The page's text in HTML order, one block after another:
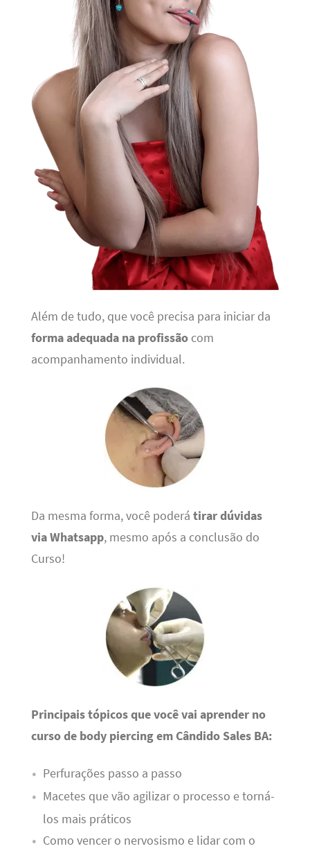
Além de tudo, que você precisa para iniciar da
forma adequada na profissãocom
acompanhamento individual.
Da mesma forma, você poderá tirar dúvidas
via Whatsapp, mesmo após a conclusão do
Curso!
Principais tópicos que você vai aprender no
curso de body piercing em Cândido Sales BA:
Perfurações passo a passo
Macetes que vão agilizar o processo e torná-
los mais práticos
Como vencer o nervosismo e lidar com o